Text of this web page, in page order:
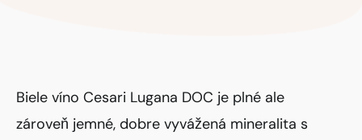
Biele víno Cesari Lugana DOC je plné ale
zároveň jemné, dobre vyvážená mineralita s